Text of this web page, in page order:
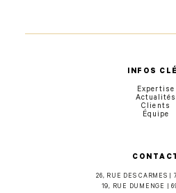
26, RUE DES CARMES |
19, RUE DUMENGE |
INFOS
Expertise
Actualités
Clients
Équipe